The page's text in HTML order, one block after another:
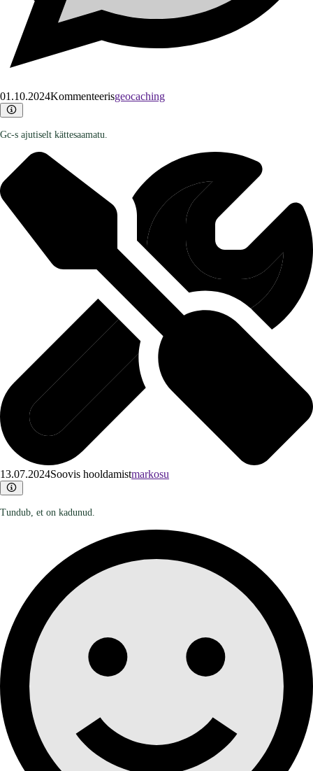
01.10.2024Kommenteerisgeocaching
Gc-s ajutiselt kättesaamatu.
13.07.2024Soovis hooldamistmarkosu
Tundub, et on kadunud.